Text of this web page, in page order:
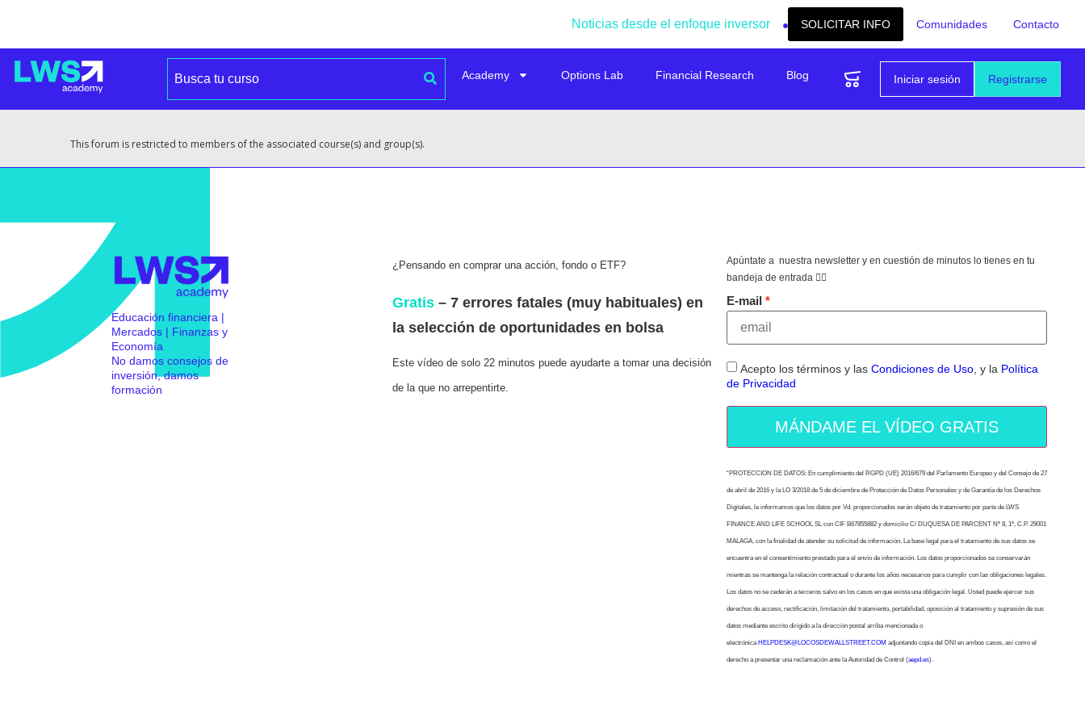
Noticias desde el enfoque inversor SOLICITAR INFO Comunidades Contacto
Registrarse
Iniciar sesión
Academy Options Lab Financial Research Blog
This forum is restricted to members of the associated course(s) and group(s).
Educación financiera |
Mercados | Finanzas y
Economía
No damos consejos de
inversión, damos
formación
¿Pensando en comprar una acción, fondo o ETF?
Gratis– 7 errores fatales (muy habituales) en
la selección de oportunidades en bolsa
Este vídeo de solo 22 minutos puede ayudarte a tomar una decisión
de la que no arrepentirte.
Apúntate a nuestra newsletter y en cuestión de minutos lo tienes en tu
bandeja de entrada 👇🏻
E-mail
Acepto los términos y las Condiciones de Uso, y la Política
de Privacidad
MÁNDAME EL VÍDEO GRATIS
“PROTECCION DE DATOS: En cumplimiento del RGPD (UE) 2016/679 del Parlamento Europeo y del Consejo de 27
de abril de 2016 y la LO 3/2018 de 5 de diciembre de Protección de Datos Personales y de Garantía de los Derechos
Digitales, le informamos que los datos por Vd. proporcionados serán objeto de tratamiento por parte de LWS
FINANCE AND LIFE SCHOOL SL con CIF B67855882 y domicilio C/ DUQUESA DE PARCENT Nº 8, 1º, C.P. 29001
MALAGA, con la finalidad de atender su solicitud de información. La base legal para el tratamiento de sus datos se
encuentra en el consentimiento prestado para el envío de información. Los datos proporcionados se conservarán
mientras se mantenga la relación contractual o durante los años necesarios para cumplir con las obligaciones legales.
Los datos no se cederán a terceros salvo en los casos en que exista una obligación legal. Usted puede ejercer sus
derechos de acceso, rectificación, limitación del tratamiento, portabilidad, oposición al tratamiento y supresión de sus
datos mediante escrito dirigido a la dirección postal arriba mencionada o
electrónica HELPDESK@LOCOSDEWALLSTREET.COM adjuntando copia del DNI en ambos casos, así como el
derecho a presentar una reclamación ante la Autoridad de Control (aepd.es).